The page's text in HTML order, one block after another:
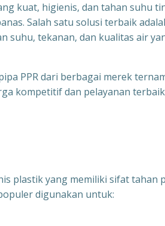
kuat, higienis, dan tahan suhu
Salah satu solusi terbaik
suhu, tekanan, dan kualitas air
PPR dari berbagai merek
kompetitif dan pelayanan
plastik yang memiliki sifat tahan
digunakan untuk: